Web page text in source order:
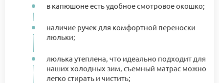
в капюшоне есть удобное смотровое окошко;
наличие ручек для комфортной переноски
люльки;
люлька утеплена, что идеально подходит для
наших холодных зим, съемный матрас можно
легко стирать и чистить;